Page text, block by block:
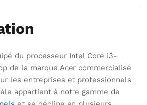
du processeur Intel Core i3-
de la marque Acer commercialisé
les entreprises et professionnels
appartient à notre gamme de